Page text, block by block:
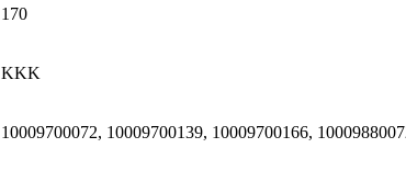
170
KKK
10009700072, 10009700139, 10009700166,